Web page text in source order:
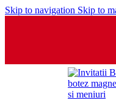
Skip to navigation Skip to